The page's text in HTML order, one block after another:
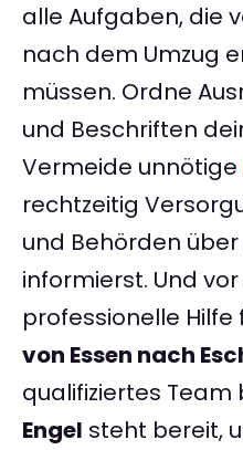
alle Aufgaben, die
nach dem Umzug
müssen. Ordne
und Beschriften
Vermeide unnötige
rechtzeitig
und Behörden
informierst. Und
professionelle Hilfe
von Essen nach
qualifiziertes Team
Engel steht bereit,